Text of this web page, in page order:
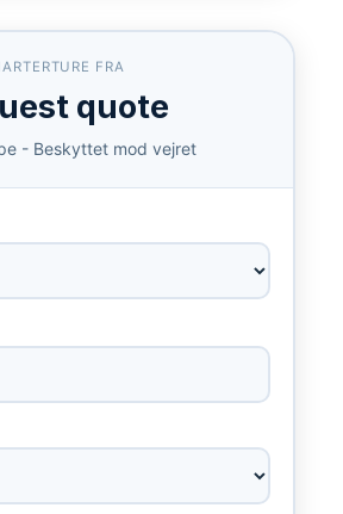
FRA
quote
- Beskyttet mod vejret